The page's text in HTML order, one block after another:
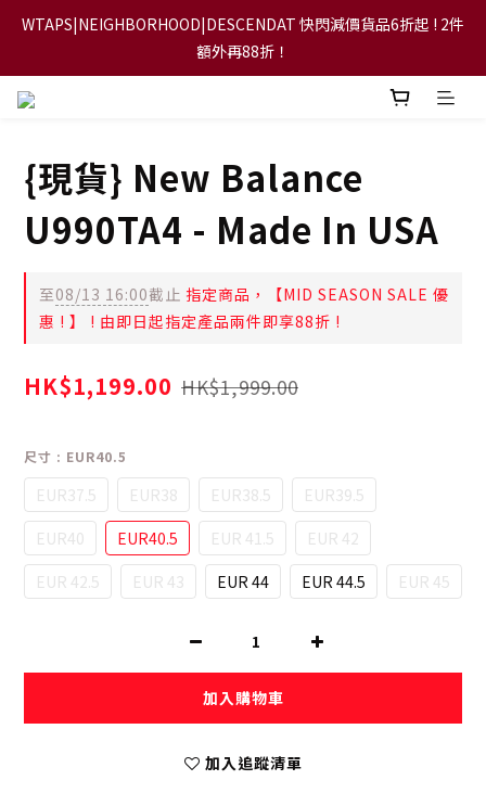
【FLASH SALE 兩件指定現貨產品即享88折】
WTAPS|NEIGHBORHOOD|DESCENDAT 快閃減價貨品6折起 ! 2件
額外再88折！
【立即加入會員，每次消費將可獲禮金回贈下一次使用！】
【FLASH SALE 兩件指定現貨產品即享88折】
{現貨} New Balance
U990TA4 - Made In USA
至08/13 16:00截止 指定商品，【MID SEASON SALE 優
惠 ! 】 ! 由即日起指定產品兩件即享88折 !
HK$1,199.00 HK$1,999.00
尺寸 : EUR40.5
EUR37.5 EUR38 EUR38.5
EUR39.5
EUR40
EUR40.5 EUR 41.5
EUR 42
EUR 42.5
EUR 43 EUR 44 EUR 44.5 EUR 45
加入購物車
加入追蹤清單